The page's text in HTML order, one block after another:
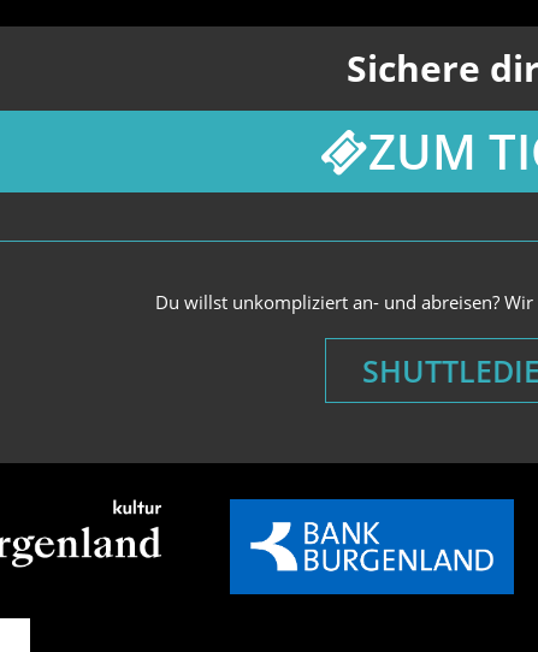
Sichere
ZUM
Du willst unkompliziert an- und abreisen?